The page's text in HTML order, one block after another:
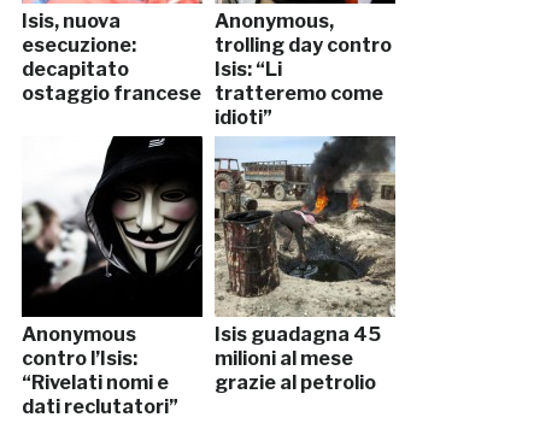
Isis, nuova
esecuzione:
decapitato
ostaggio francese
Anonymous,
trolling day contro
Isis: “Li
tratteremo come
idioti”
Anonymous
contro l’Isis:
“Rivelati nomi e
dati reclutatori”
Isis guadagna 45
milioni al mese
grazie al petrolio